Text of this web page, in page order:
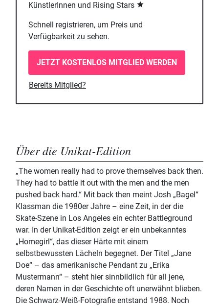
KünstlerInnen und Rising Stars
Schnell registrieren, um Preis und
Verfügbarkeit zu sehen.
JETZT KOSTENLOS MITGLIED WERDEN
Bereits Mitglied?
Über die Unikat-Edition
„The women really had to prove themselves back then.
They had to battle it out with the men and the men
pushed back hard.“ Mit back then meint Josh „Bagel“
Klassman die 1980er Jahre – eine Zeit, in der die
Skate-Szene in Los Angeles ein echter Battleground
war. In der Unikat-Edition zeigt er ein unbekanntes
„Homegirl“, das dieser Härte mit einem
selbstbewussten Lächeln begegnet. Der Titel „Jane
Doe“ – das amerikanische Pendant zu „Erika
Mustermann“ – steht hier sinnbildlich für all jene,
deren Namen in der Geschichte oft unerwähnt blieben.
Die Schwarz-Weiß-Fotografie entstand 1988. Noch